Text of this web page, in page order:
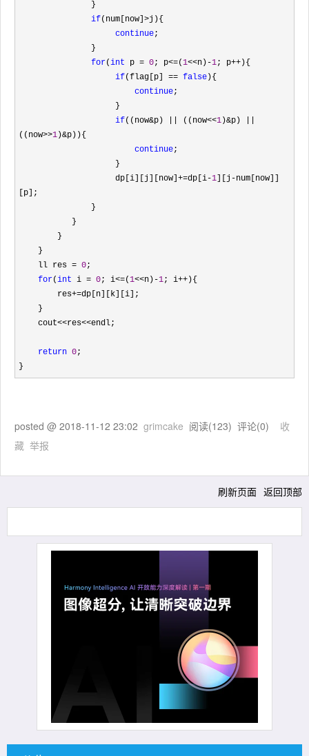
if(num[now]>j){
continue;
for(int p = 0; p<=(1<<n)-1; p++ ){
if(flag[p] == false ){
continue;
if((now&p) || ((now<<1 )&p) ||
((now>>1 )&p)){
continue;
                    dp[i][j][now]
+=dp[i-1 ][j-num[now]]
[p];
    ll res
= 0;
for(int i = 0; i<=(1<<n)-1; i++ ){
        res
+=dp[n][k][i];
    cout
<<res<<endl;
return 0;
}
posted @ 2018-11-12 23:02 grimcake 阅读(123) 评论(0) 收
藏 举报
刷新页面 返回顶部